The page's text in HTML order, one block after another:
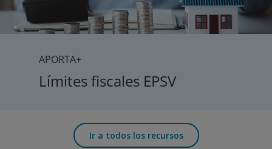
APORTA+
Límites fiscales EPSV
Ir a todos los recursos